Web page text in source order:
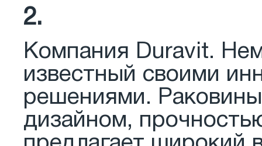
2.
Компания Duravit.
известный своими
решениями.
дизайном,